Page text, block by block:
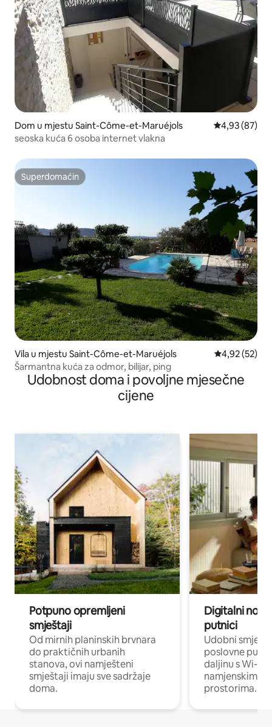
Dom u mjestu Saint-Côme-et-Maruéjols Prosječna
4,93 (87)
seoska kuća 6 osoba internet vlakna
Superdomaćin
Superdomaćin
Vila u mjestu Saint-Côme-et-Maruéjols Prosječna
4,92 (52)
Šarmantna kuća za odmor, bilijar, ping
Udobnost doma i povoljne mjesečne
cijene
Potpuno opremljeni
smještaji
Od mirnih planinskih brvnara
do praktičnih urbanih
stanova, ovi namješteni
smještaji imaju sve sadržaje
doma.
Digitalni
putnici
Udobni
poslovne
daljinu s Wi-Fi
namjenskim
prostorima.